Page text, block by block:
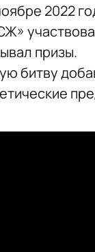
2022
призы.
битву